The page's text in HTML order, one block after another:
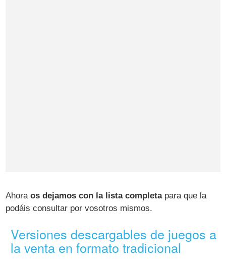
Ahoraos dejamos con la lista completapara que la
podáis consultar por vosotros mismos.
Versiones descargables de juegos a
la venta en formato tradicional